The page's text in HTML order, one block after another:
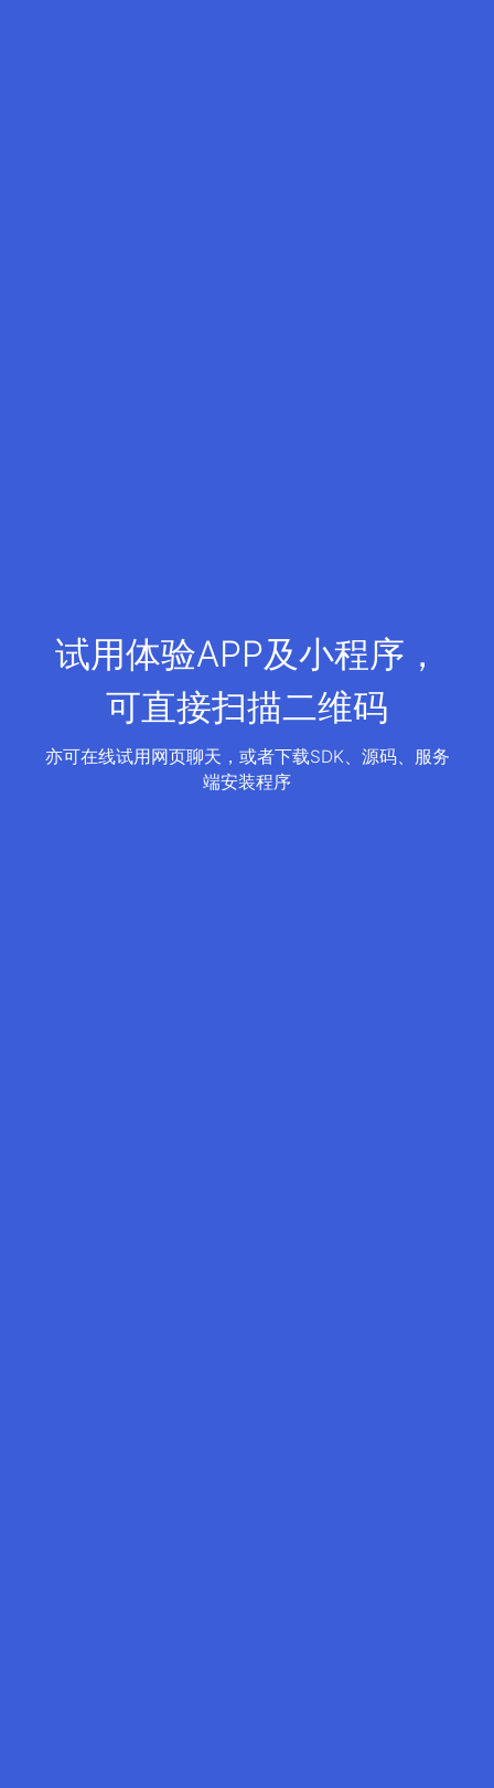
试用体验APP及小程序，
可直接扫描二维码
亦可在线试用网页聊天，或者下载SDK、源码、服务
端安装程序